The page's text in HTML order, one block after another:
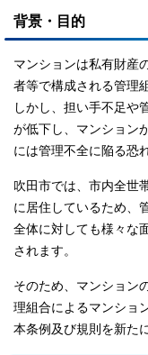
背景・目的
マンションは私有財産
者等で構成される管理
しかし、担い手不足や
が低下し、マンション
には管理不全に陥る恐
吹田市では、市内全世
に居住しているため、
全体に対しても様々な
されます。
そのため、マンション
理組合によるマンショ
本条例及び規則を新た